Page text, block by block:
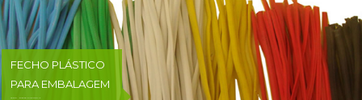
FECHO PLÁSTICO
PARA EMBALAGEM